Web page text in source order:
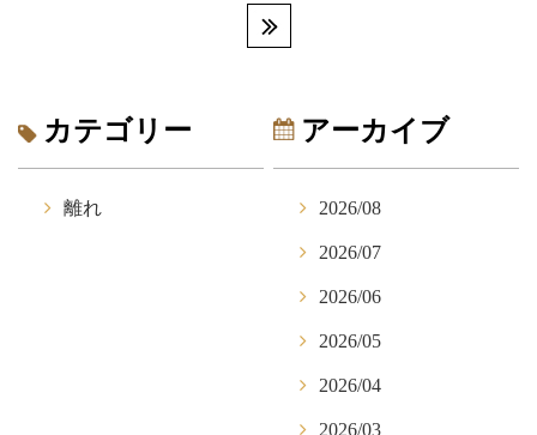
カテゴリー
離れ
アーカイブ
2026/08
2026/07
2026/06
2026/05
2026/04
2026/03